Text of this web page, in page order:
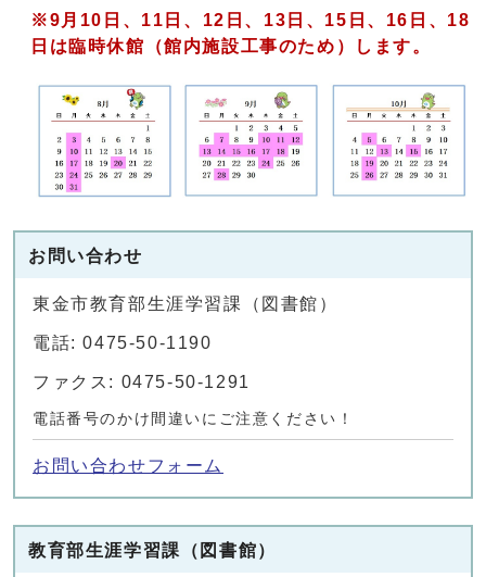
※9月10日、11日、12日、13日、15日、16日、18
日は臨時休館（館内施設工事のため）します。
お問い合わせ
東金市教育部生涯学習課（図書館）
電話: 0475-50-1190
ファクス: 0475-50-1291
電話番号のかけ間違いにご注意ください！
お問い合わせフォーム
教育部生涯学習課（図書館）